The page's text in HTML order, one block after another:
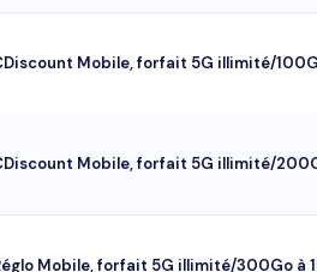
Mobile, forfait 5G illimité/
Mobile, forfait 5G illimité/
Mobile, forfait 5G illimité/300Go à